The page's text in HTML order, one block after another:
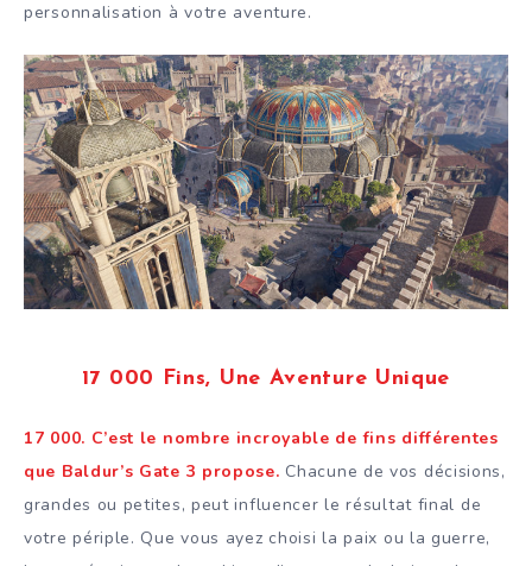
personnalisation à votre aventure.
17 000 Fins, Une Aventure Unique
17 000. C’est le nombre incroyable de fins différentes
que Baldur’s Gate 3 propose. Chacune de vos décisions,
grandes ou petites, peut influencer le résultat final de
votre périple. Que vous ayez choisi la paix ou la guerre,